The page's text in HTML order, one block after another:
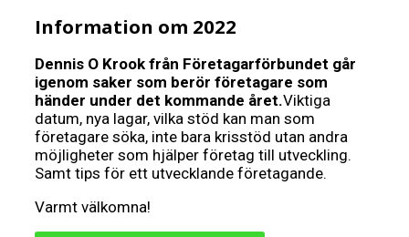
Information om 2022
Dennis O Krook från Företagarförbundet går
igenom saker som berör företagare som
händer under det kommande året.Viktiga
datum, nya lagar, vilka stöd kan man som
företagare söka, inte bara krisstöd utan andra
möjligheter som hjälper företag till utveckling.
Samt tips för ett utvecklande företagande.
Varmt välkomna!